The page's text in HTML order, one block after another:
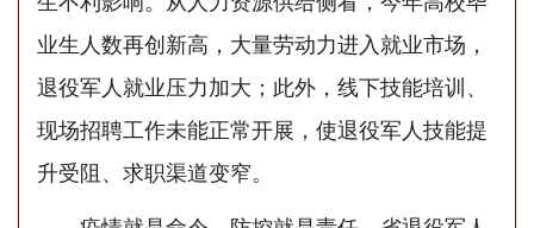
业生人数再创新高，大量劳动力进入就业市场，
退役军人就业压力加大；此外，线下技能培训、
现场招聘工作未能正常开展，使退役军人技能提
升受阻、求职渠道变窄。